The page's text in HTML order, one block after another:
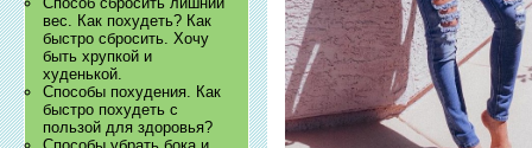
вес. Как похудеть? Как
быстро сбросить. Хочу
быть хрупкой и
худенькой.
Способы похудения. Как
быстро похудеть с
пользой для здоровья?